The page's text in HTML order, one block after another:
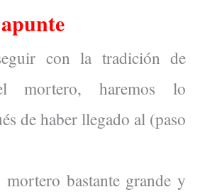
con la tradición de
mortero, haremos lo
de haber llegado al (paso
bastante grande y